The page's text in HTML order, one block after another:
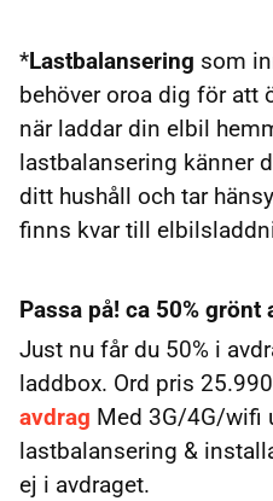
*Lastbalansering som
behöver oroa dig för att
när laddar din elbil
lastbalansering känner
ditt hushåll och tar
finns kvar till
Passa på! ca 50%
Just nu får du 50% i
laddbox. Ord pris
avdrag Med 3G/4G/wifi
lastbalansering &
ej i avdraget.